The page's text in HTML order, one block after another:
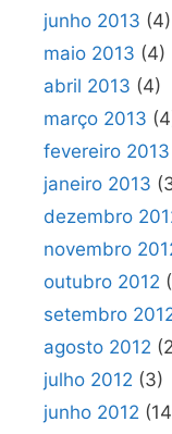
junho 2013 (4)
maio 2013 (4)
abril 2013 (4)
março 2013
fevereiro 2013
janeiro 2013
dezembro
novembro
outubro 2012
setembro
agosto 2012
julho 2012 (3)
junho 2012